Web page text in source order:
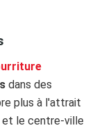
dans des
plus à l'attrait
et le centre-ville